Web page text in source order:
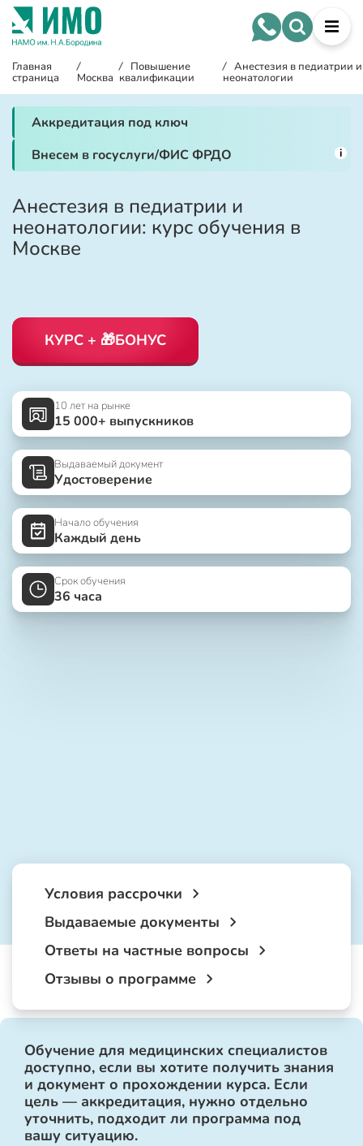
Главная
страница
/
Москва
/ Повышение
квалификации
/ Анестезия в педиатрии и
неонатологии
Аккредитация под ключ
Внесем в госуслуги/ФИС ФРДО
i
Анестезия в педиатрии и
неонатологии: курс обучения в
Москве
КУРС + 🎁БОНУС
10 лет на рынке
15 000+ выпускников
Выдаваемый документ
Удостоверение
Начало обучения
Каждый день
Срок обучения
36 часа
Условия рассрочки
Выдаваемые документы
Ответы на частные вопросы
Отзывы о программе
Обучение для медицинских специалистов
доступно, если вы хотите получить знания
и документ о прохождении курса. Если
цель — аккредитация, нужно отдельно
уточнить, подходит ли программа под
вашу ситуацию.